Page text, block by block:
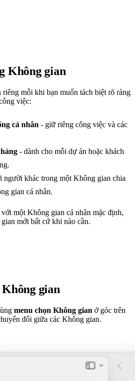
Không gian
mỗi khi bạn muốn tách biệt rõ ràng
việc:
cá nhân - giữ riêng công việc và các
- dành cho mỗi dự án hoặc khách
người khác trong một Không gian chia
gian cá nhân.
một Không gian cá nhân mặc định,
mới bất cứ khi nào cần.
gian
menu chọn Không gian ở góc trên
đổi giữa các Không gian.